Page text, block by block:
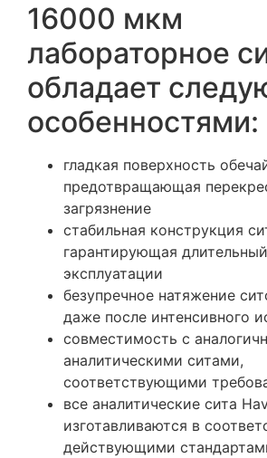
16000 мкм
лабораторное
обладает
особенностями:
гладкая поверхность
предотвращающая
загрязнение
стабильная конструкция
гарантирующая
эксплуатации
безупречное натяжение
даже после интенсивного
совместимость с
аналитическими ситами,
соответствующими
все аналитические сита
изготавливаются в
действующими